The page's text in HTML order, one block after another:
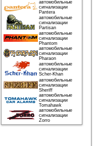
автомобильные
сигнализации
Pantera
автомобильные
сигнализации
Partisan
автомобильные
сигнализации
Phantom
автомобильные
сигнализации
Pharaon
автомобильные
сигнализации
Scher-Khan
автомобильные
сигнализации
Sheriff
автомобильные
сигнализации
Tomahawk
автомобильные
сигнализации
Zorro